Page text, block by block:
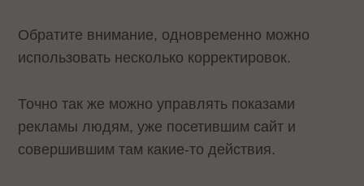
Обратите внимание, одновременно можно
использовать несколько корректировок.
Точно так же можно управлять показами
рекламы людям, уже посетившим сайт и
совершившим там какие-то действия.